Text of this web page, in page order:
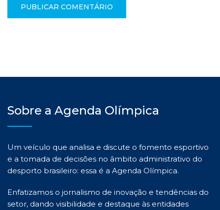
Sobre a Agenda Olímpica
Um veículo que analisa e discute o fomento esportivo
e a tomada de decisões no âmbito administrativo do
desporto brasileiro: essa é a Agenda Olímpica.
Enfatizamos o jornalismo de inovação e tendências do
setor, dando visibilidade e destaque às entidades